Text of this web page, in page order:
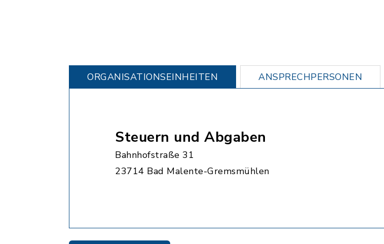
ORGANISATIONS­EINHEITEN ANSPRECHPERSONEN
Steuern und Abgaben
Bahnhofstraße 31
23714 Bad Malente-Gremsmühlen